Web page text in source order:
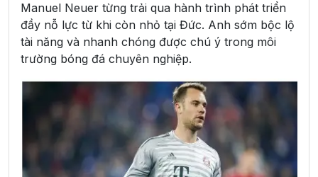
Manuel Neuer từng trải qua hành trình phát triển
đầy nỗ lực từ khi còn nhỏ tại Đức. Anh sớm bộc lộ
tài năng và nhanh chóng được chú ý trong môi
trường bóng đá chuyên nghiệp.